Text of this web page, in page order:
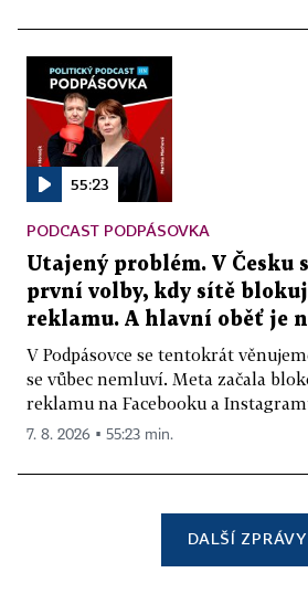
55:23
PODCAST PODPÁSOVKA
Utajený problém. V Česku
první volby, kdy sítě
reklamu. A hlavní oběť je
V Podpásovce se tentokrát
se vůbec nemluví. Meta začala
reklamu na Facebooku a
7. 8. 2026 ▪ 55:23 min.
DALŠÍ ZPRÁVY